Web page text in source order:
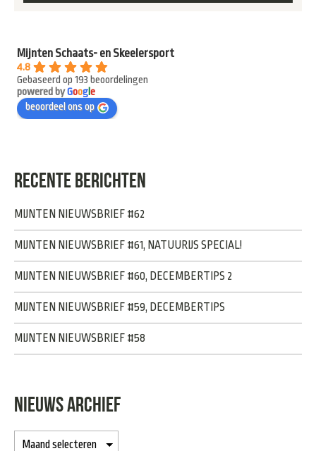
Mijnten Schaats- en Skeelersport
4.8
Gebaseerd op 193 beoordelingen
powered byGoogle
beoordeel ons op
RECENTE BERICHTEN
MIJNTEN NIEUWSBRIEF #62
MIJNTEN NIEUWSBRIEF #61, NATUURIJS SPECIAL!
MIJNTEN NIEUWSBRIEF #60, DECEMBERTIPS 2
MIJNTEN NIEUWSBRIEF #59, DECEMBERTIPS
MIJNTEN NIEUWSBRIEF #58
NIEUWS ARCHIEF